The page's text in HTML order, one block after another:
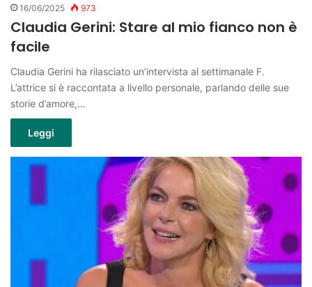
16/06/2025 973
Claudia Gerini: Stare al mio fianco non è
facile
Claudia Gerini ha rilasciato un’intervista al settimanale F.
L’attrice si è raccontata a livello personale, parlando delle sue
storie d’amore,…
Leggi